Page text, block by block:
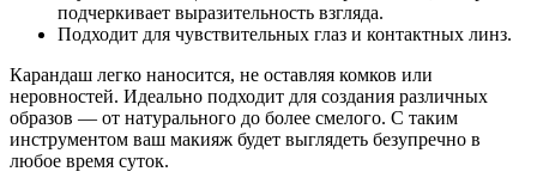
подчеркивает выразительность взгляда.
Подходит для чувствительных глаз и контактных линз.
Карандаш легко наносится, не оставляя комков или
неровностей. Идеально подходит для создания различных
образов — от натурального до более смелого. С таким
инструментом ваш макияж будет выглядеть безупречно в
любое время суток.